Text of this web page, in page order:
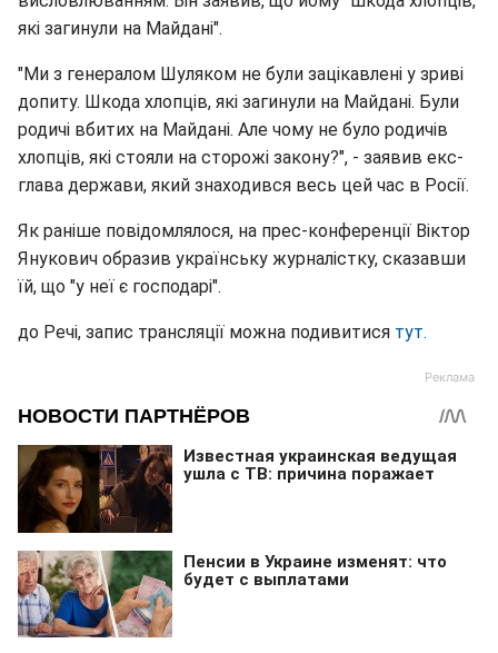
які загинули на Майдані".
"Ми з генералом Шуляком не були зацікавлені у зриві
допиту. Шкода хлопців, які загинули на Майдані. Були
родичі вбитих на Майдані. Але чому не було родичів
хлопців, які стояли на сторожі закону?", - заявив екс-
глава держави, який знаходився весь цей час в Росії.
Як раніше повідомлялося, на прес-конференції Віктор
Янукович образив українську журналістку, сказавши
їй, що "у неї є господарі".
до Речі, запис трансляції можна подивитися тут.